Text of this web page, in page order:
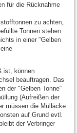
für die Rücknahme
zu achten,
Tonnen stehen
in einer "Gelben
ist, können
beauftragen. Das
der "Gelben Tonne"
(Aufreißen der
müssen die Mülläcke
auf Grund evtl.
der Verbringer